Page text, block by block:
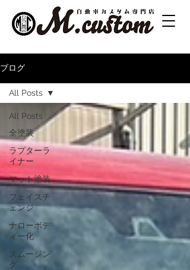
ブログ
All Posts
全塗装
ラプターラ
イナー
マット塗装
フェイスチ
ェンジ
ナローボデ
ィー化
スムージン
グ
All Posts